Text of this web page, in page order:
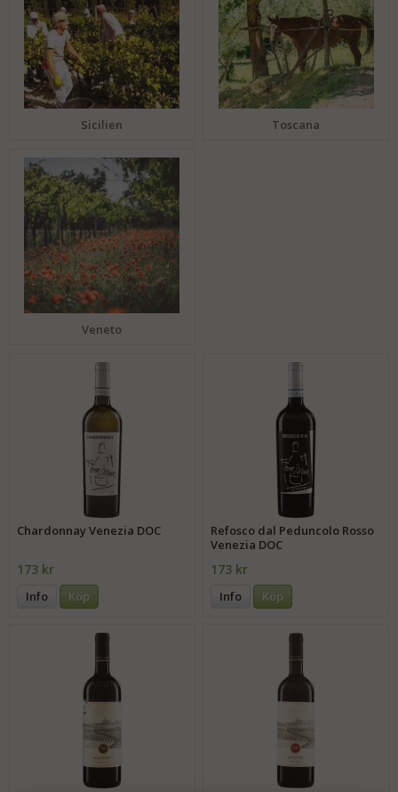
Sicilien Toscana
Veneto
Chardonnay Venezia DOC
173 kr
Info Köp
Refosco dal Peduncolo Rosso
Venezia DOC
173 kr
Info Köp